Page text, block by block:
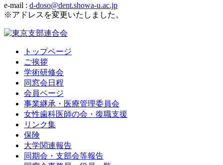
e-mail : d-doso@dent.showa-u.ac.jp
※アドレスを変更いたしました。
トップページ
ご挨拶
学術研修会
同窓会日程
会員ページ
事業継承・医療管理委員会
女性歯科医師の会・復職支援
リンク集
保険
大学関連報告
同期会・支部会等報告